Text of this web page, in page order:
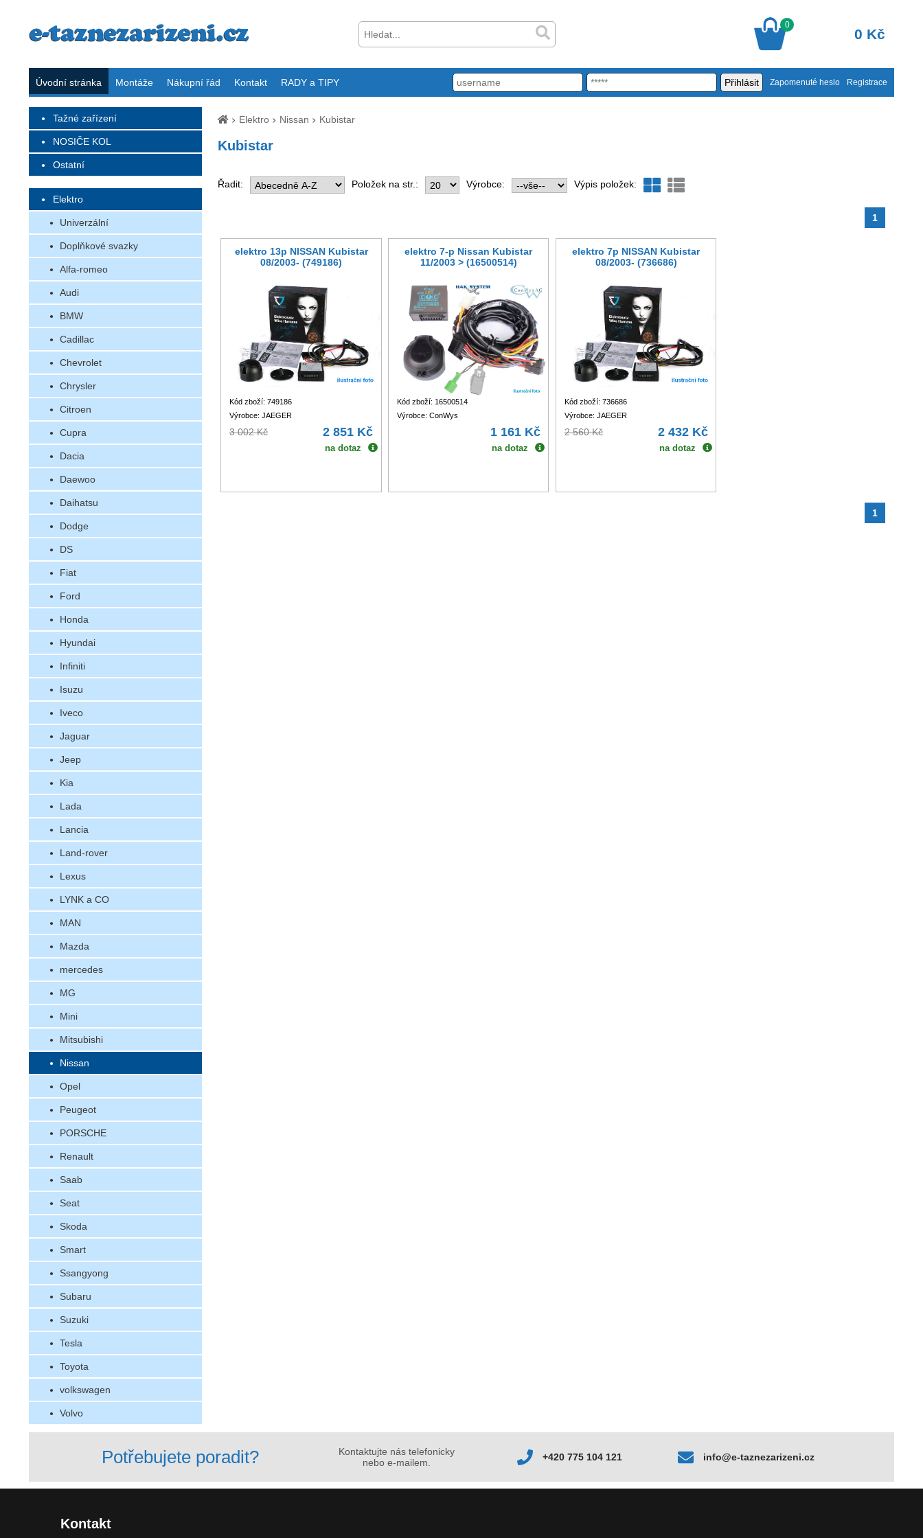
0
0 Kč
Úvodní stránka Montáže Nákupní řád Kontakt RADY a TIPY Zapomenuté heslo Registrace
Tažné zařízení
NOSIČE KOL
Ostatní
Elektro
Univerzální
Doplňkové svazky
Alfa-romeo
Audi
BMW
Cadillac
Chevrolet
Chrysler
Citroen
Cupra
Dacia
Daewoo
Daihatsu
Dodge
DS
Fiat
Ford
Honda
Hyundai
Infiniti
Isuzu
Iveco
Jaguar
Jeep
Kia
Lada
Lancia
Land-rover
Lexus
LYNK a CO
MAN
Mazda
mercedes
MG
Mini
Mitsubishi
Nissan
Opel
Peugeot
PORSCHE
Renault
Saab
Seat
Skoda
Smart
Ssangyong
Subaru
Suzuki
Tesla
Toyota
volkswagen
Volvo
Elektro Nissan Kubistar
Kubistar
Řadit: Položek na str.: Výrobce: Výpis položek:
1
elektro 13p NISSAN Kubistar
08/2003- (749186)
Kód zboží: 749186
Výrobce: JAEGER
3 002 Kč 2 851 Kč
na dotaz
elektro 7-p Nissan Kubistar
11/2003 > (16500514)
Kód zboží: 16500514
Výrobce: ConWys
1 161 Kč
na dotaz
elektro 7p NISSAN Kubistar
08/2003- (736686)
Kód zboží: 736686
Výrobce: JAEGER
2 560 Kč 2 432 Kč
na dotaz
1
Potřebujete poradit?
Kontaktujte nás telefonicky
nebo e-mailem.
+420 775 104 121 info@e-taznezarizeni.cz
Kontakt